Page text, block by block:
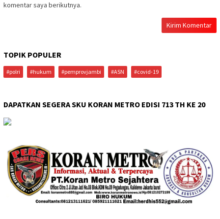
komentar saya berikutnya.
TOPIK POPULER
#polri #hukum #pemprovjambi #ASN #covid-19
DAPATKAN SEGERA SKU KORAN METRO EDISI 713 TH KE 20